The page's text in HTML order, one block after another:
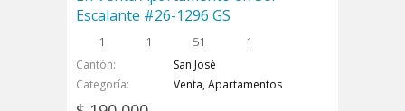
Escalante #26-1296 GS
1 1 51 1
Cantón
San José
Categoría
Venta, Apartamentos